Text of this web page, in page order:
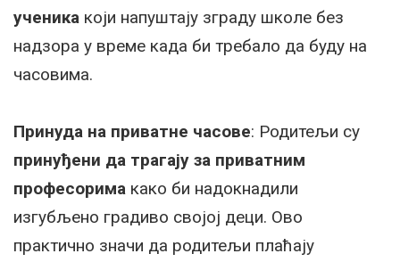
ученика који напуштају зграду школе без
надзора у време када би требало да буду на
часовима.
Принуда на приватне часове: Родитељи су
принуђени да трагају за приватним
професорима како би надокнадили
изгубљено градиво својој деци. Ово
практично значи да родитељи плаћају